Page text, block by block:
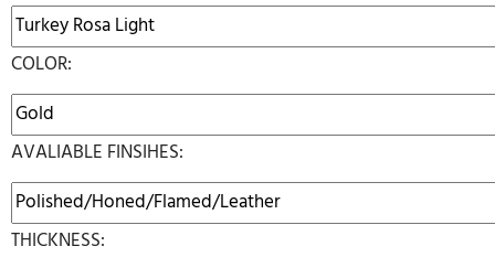
COLOR:
AVALIABLE FINSIHES:
THICKNESS: